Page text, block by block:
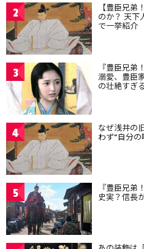
2 【豊臣兄
のか？ 天下
で一挙紹介
3 『豊臣兄
溺愛、豊臣
の壮絶すぎ
4 なぜ浅井の
わず“自分
5 『豊臣兄
史実？信長